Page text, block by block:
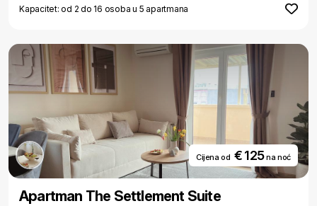
Kapacitet: od 2 do 16 osoba u 5 apartmana
Cijena od € 125na noć
Apartman The Settlement Suite